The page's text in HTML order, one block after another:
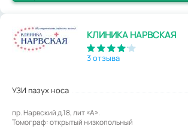
КЛИНИКА НАРВСКАЯ
3 отзыва
УЗИ пазух носа
пр. Нарвский д.18, лит «А».
Томограф: открытый низкопольный